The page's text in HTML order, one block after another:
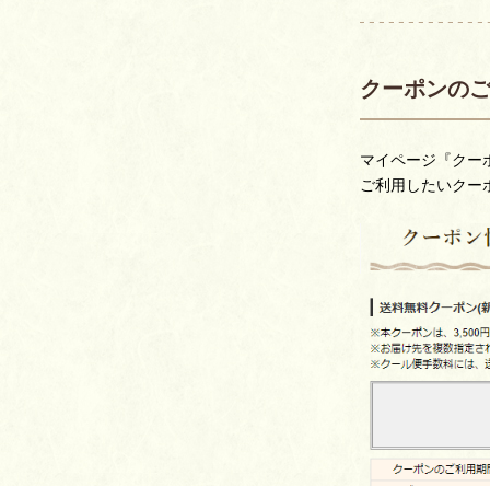
クーポンの
マイページ『クー
ご利用したいクー